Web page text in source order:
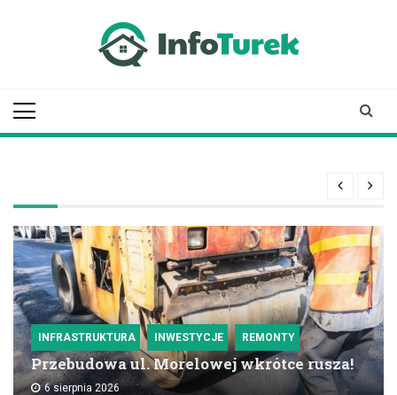
INFRASTRUKTURA INWESTYCJE REMONTY
Przebudowa ul. Morelowej wkrótce rusza!
6 sierpnia 2026